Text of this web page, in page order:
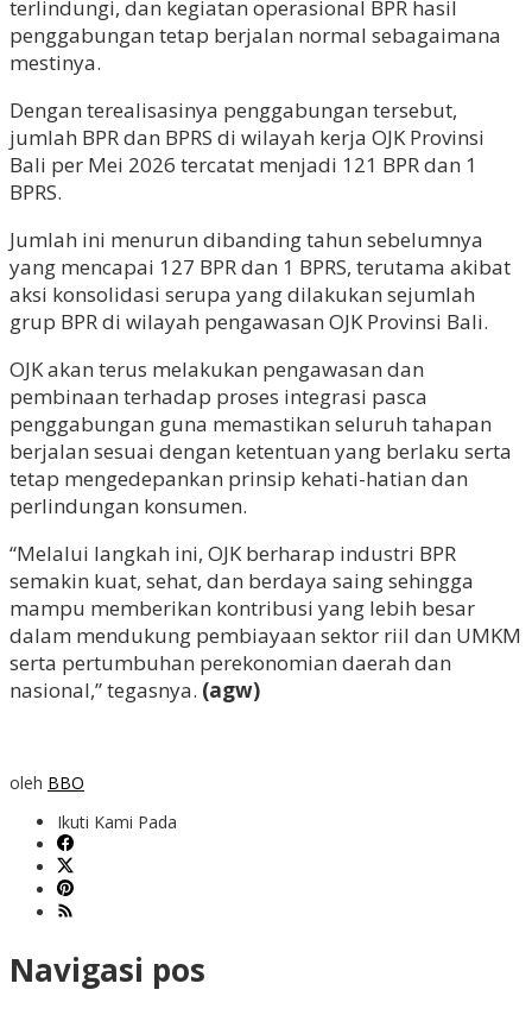
terlindungi, dan kegiatan operasional BPR hasil
penggabungan tetap berjalan normal sebagaimana
mestinya.
Dengan terealisasinya penggabungan tersebut,
jumlah BPR dan BPRS di wilayah kerja OJK Provinsi
Bali per Mei 2026 tercatat menjadi 121 BPR dan 1
BPRS.
Jumlah ini menurun dibanding tahun sebelumnya
yang mencapai 127 BPR dan 1 BPRS, terutama akibat
aksi konsolidasi serupa yang dilakukan sejumlah
grup BPR di wilayah pengawasan OJK Provinsi Bali.
OJK akan terus melakukan pengawasan dan
pembinaan terhadap proses integrasi pasca
penggabungan guna memastikan seluruh tahapan
berjalan sesuai dengan ketentuan yang berlaku serta
tetap mengedepankan prinsip kehati-hatian dan
perlindungan konsumen.
“Melalui langkah ini, OJK berharap industri BPR
semakin kuat, sehat, dan berdaya saing sehingga
mampu memberikan kontribusi yang lebih besar
dalam mendukung pembiayaan sektor riil dan UMKM
serta pertumbuhan perekonomian daerah dan
nasional,” tegasnya. (agw)
oleh BBO
Ikuti Kami Pada
Navigasi pos